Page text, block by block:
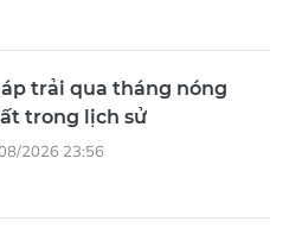
trải qua tháng nóng
trong lịch sử
2026 23:56